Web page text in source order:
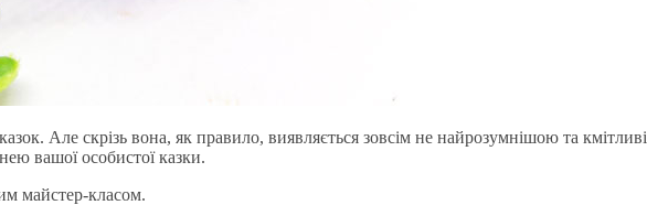
Але скрізь вона, як правило, виявляється зовсім не найрозумнішою та
вашої особистої казки.
майстер-класом.